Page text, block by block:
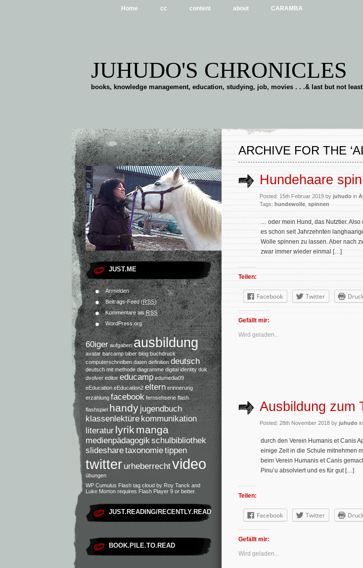
Home cc content about CARAMBA
JUHUDO'S CHRONICLES
books, knowledge management, education, studying, job, movies . . .& last but not
JUST.ME
Anmelden
Beitrags-Feed (RSS)
Kommentare alsRSS
WordPress.org
60iger aufgaben ausbildung
avatar barcamp biber blog buchdruck
computerschreiben daten definition deutsch
deutsch mit methode diagramme digital identity duk
dvolver editor educamp edumedia09
eEducation eEducation2 eltern erinnerung
erzählung facebook fernsehserie flash
flashspiel handy jugendbuch
klassenlektüre kommunikation
literatur lyrik manga
medienpädagogikschulbibliothek
slidesharetaxonomietippen
twitter urheberrechtvideo
übungen
WP Cumulus Flash tag cloud by Roy Tanck and
Luke Morton requires Flash Player 9 or better.
JUST.READING/RECENTLY.READ
BOOK.PILE.TO.READ
ARCHIVE FOR THE
Hundehaare
Posted: 15th Februar 2019 by juhudo in
Tags: hundewolle spinnen
… oder mein Hund, das Nutztier.
es schon seit Jahrzehnten
Wolle spinnen zu lassen. Aber nach
zwar immer wieder einmal […]
Teilen:
Facebook Twitter
Gefällt mir:
Wird geladen...
Ausbildung zum
Posted: 28th November 2018 by juhudo in
durch den Verein Humanis et Canis
einige Zeit in die Schule mitnehmen
beim Verein Humanis et Canis
Pinu’u absolviert und es für gut […]
Teilen:
Facebook Twitter
Gefällt mir:
Wird geladen...